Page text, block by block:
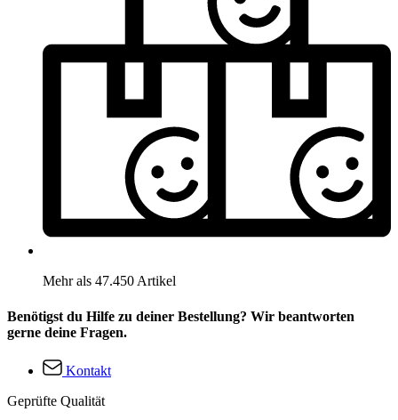
Mehr als 47.450 Artikel
Benötigst du Hilfe zu deiner Bestellung? Wir beantworten
gerne deine Fragen.
Kontakt
Geprüfte Qualität